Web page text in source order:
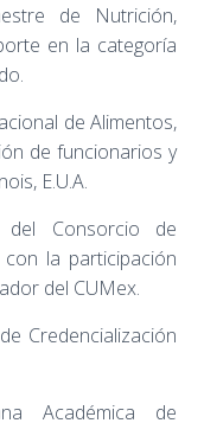
de Nutrición,
en la categoría
de Alimentos,
de funcionarios y
E.U.A.
Consorcio de
con la participación
del CUMex.
Credencialización
Académica de